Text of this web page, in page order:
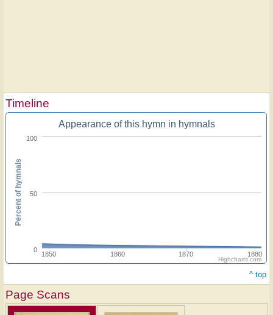
Timeline
Appearance of this hymn in hymnals
1850 1860 1870 1880
0
50
100
Percent of hymnals
Highcharts.com
^ top
Page Scans